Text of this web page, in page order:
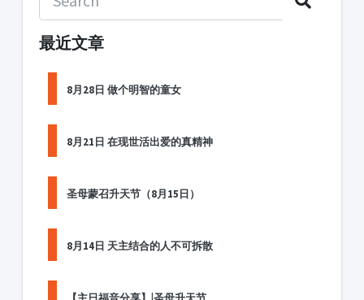
最近文章
8月28日 做个明智的童女
8月21日 在现世活出爱的真精神
圣母蒙召升天节（8月15日）
8月14日 天主结合的人不可拆散
【主日福音分享】|圣母升天节